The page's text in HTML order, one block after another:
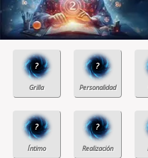
? ?
? ?